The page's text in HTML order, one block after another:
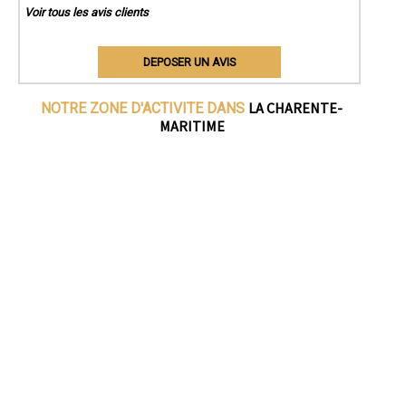
Voir tous les avis clients
DEPOSER UN AVIS
NOTRE ZONE D'ACTIVITE DANS LA CHARENTE-
MARITIME